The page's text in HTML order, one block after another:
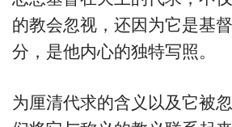
的教会忽视，还因为它是基
分，是他内心的独特写照。
为厘清代求的含义以及它被